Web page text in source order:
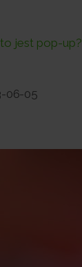
jest pop-up?
06-05